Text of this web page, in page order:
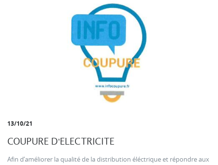
13/10/21
COUPURE D'ELECTRICITE
Afin d’améliorer la qualité de la distribution éléctrique et répondre aux